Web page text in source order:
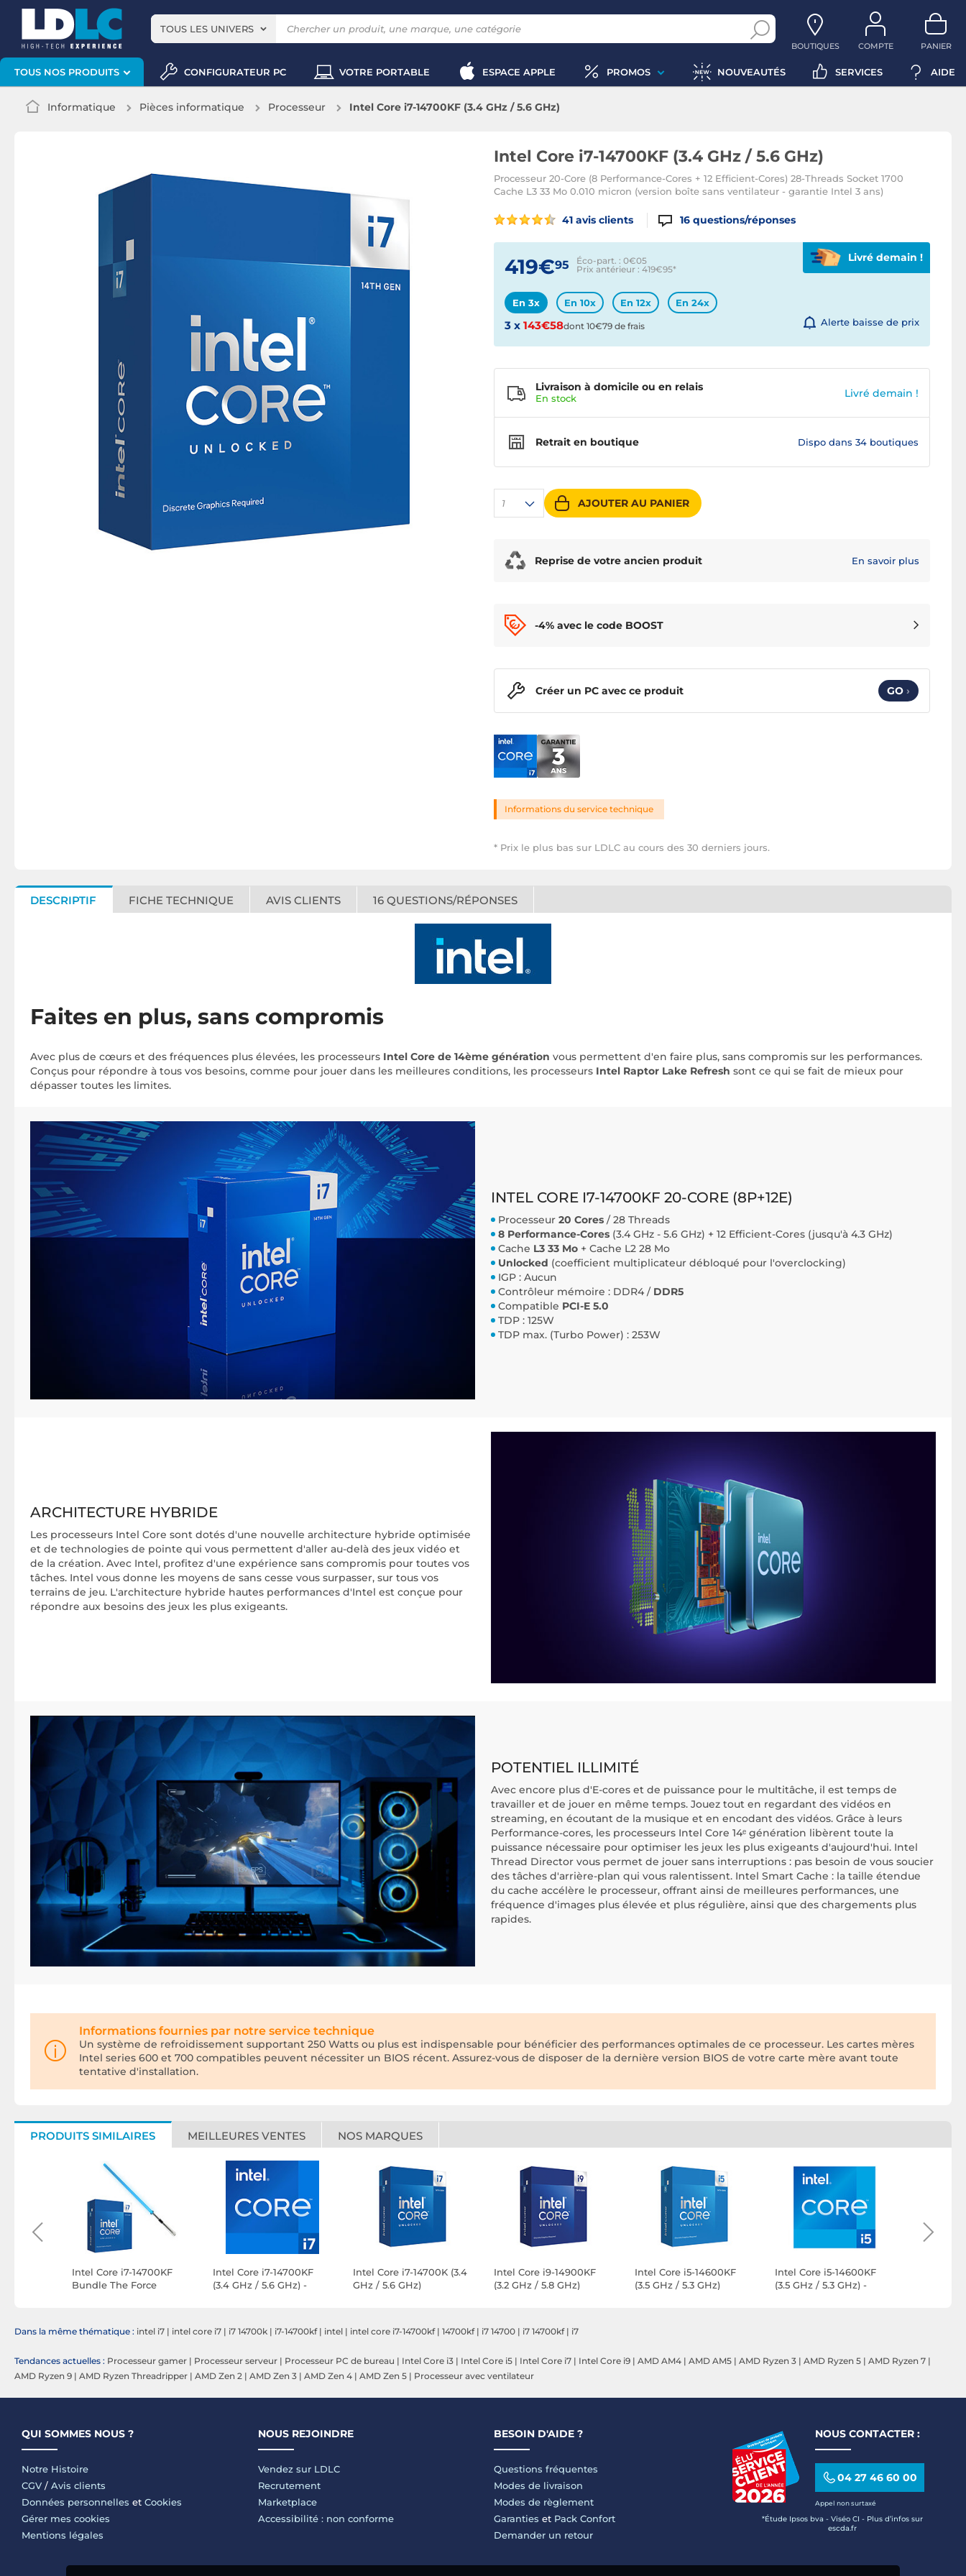
TOUS LES UNIVERS
BOUTIQUES COMPTE PANIER
TOUS NOS PRODUITS CONFIGURATEUR PC VOTRE PORTABLE ESPACE APPLE PROMOS NOUVEAUTÉS SERVICES AIDE
Informatique Pièces informatique Processeur Intel Core i7-14700KF (3.4 GHz / 5.6 GHz)
Intel Core i7-14700KF (3.4 GHz / 5.6 GHz)
Processeur 20-Core (8 Performance-Cores + 12 Efficient-Cores) 28-Threads Socket 1700
Cache L3 33 Mo 0.010 micron (version boîte sans ventilateur - garantie Intel 3 ans)
41 avis clients 16 questions/réponses
419€95 Éco-part. : 0€05
Prix antérieur : 419€95*
Livré demain !
En 3x En 10x En 12x En 24x
3 x 143€58dont 10€79 de frais Alerte baisse de prix
1 AJOUTER AU PANIER
Livraison à domicile ou en relais
En stock Livré demain !
Retrait en boutique Dispo dans 34 boutiques
* Prix le plus bas sur LDLC au cours des 30 derniers jours.
Reprise de votre ancien produit En savoir plus
Créer un PC avec ce produit GO ›
-4% avec le code BOOST
Informations du service technique
DESCRIPTIF FICHE TECHNIQUE AVIS CLIENTS 16 QUESTIONS/RÉPONSES
Faites en plus, sans compromis
Avec plus de cœurs et des fréquences plus élevées, les processeurs Intel Core de 14ème génération vous permettent d'en faire plus, sans compromis sur les performances.
Conçus pour répondre à tous vos besoins, comme pour jouer dans les meilleures conditions, les processeurs Intel Raptor Lake Refresh sont ce qui se fait de mieux pour
dépasser toutes les limites.
INTEL CORE I7-14700KF 20-CORE (8P+12E)
Processeur 20 Cores / 28 Threads
8 Performance-Cores (3.4 GHz - 5.6 GHz) + 12 Efficient-Cores (jusqu'à 4.3 GHz)
Cache L3 33 Mo + Cache L2 28 Mo
Unlocked (coefficient multiplicateur débloqué pour l'overclocking)
IGP : Aucun
Contrôleur mémoire : DDR4 / DDR5
Compatible PCI-E 5.0
TDP : 125W
TDP max. (Turbo Power) : 253W
ARCHITECTURE HYBRIDE
Les processeurs Intel Core sont dotés d'une nouvelle architecture hybride optimisée
et de technologies de pointe qui vous permettent d'aller au-delà des jeux vidéo et
de la création. Avec Intel, profitez d'une expérience sans compromis pour toutes vos
tâches. Intel vous donne les moyens de sans cesse vous surpasser, sur tous vos
terrains de jeu. L'architecture hybride hautes performances d'Intel est conçue pour
répondre aux besoins des jeux les plus exigeants.
POTENTIEL ILLIMITÉ
Avec encore plus d'E-cores et de puissance pour le multitâche, il est temps de
travailler et de jouer en même temps. Jouez tout en regardant des vidéos en
streaming, en écoutant de la musique et en encodant des vidéos. Grâce à leurs
Performance-cores, les processeurs Intel Core 14ᵉ génération libèrent toute la
puissance nécessaire pour optimiser les jeux les plus exigeants d'aujourd'hui. Intel
Thread Director vous permet de jouer sans interruptions : pas besoin de vous soucier
des tâches d'arrière-plan qui vous ralentissent. Intel Smart Cache : la taille étendue
du cache accélère le processeur, offrant ainsi de meilleures performances, une
fréquence d'images plus élevée et plus régulière, ainsi que des chargements plus
rapides.
Informations fournies par notre service technique
Un système de refroidissement supportant 250 Watts ou plus est indispensable pour bénéficier des performances optimales de ce processeur. Les cartes mères
Intel series 600 et 700 compatibles peuvent nécessiter un BIOS récent. Assurez-vous de disposer de la dernière version BIOS de votre carte mère avant toute
tentative d'installation.
PRODUITS SIMILAIRES MEILLEURES VENTES NOS MARQUES
Intel Core i7-14700KF
Bundle The Force
Intel Core i7-14700KF
(3.4 GHz / 5.6 GHz) -
Intel Core i7-14700K (3.4
GHz / 5.6 GHz)
Intel Core i9-14900KF
(3.2 GHz / 5.8 GHz)
Intel Core i5-14600KF
(3.5 GHz / 5.3 GHz)
Intel Core i5-14600KF
(3.5 GHz / 5.3 GHz) -
Dans la même thématique : intel i7 | intel core i7 | i7 14700k | i7-14700kf| intel | intel core i7-14700kf| 14700kf| i7 14700 | i7 14700kf| i7
Tendances actuelles : Processeur gamer | Processeur serveur | Processeur PC de bureau | Intel Core i3 | Intel Core i5 | Intel Core i7 | Intel Core i9 | AMD AM4 | AMD AM5 | AMD Ryzen 3 | AMD Ryzen 5 | AMD Ryzen 7 |
AMD Ryzen 9 | AMD Ryzen Threadripper | AMD Zen 2 | AMD Zen 3 | AMD Zen 4 | AMD Zen 5 | Processeur avec ventilateur
QUI SOMMES NOUS ?
Notre Histoire
CGV / Avis clients
Données personnelles et Cookies
Gérer mes cookies
Mentions légales
NOUS REJOINDRE
Vendez sur LDLC
Recrutement
Marketplace
Accessibilité : non conforme
BESOIN D'AIDE ?
Questions fréquentes
Modes de livraison
Modes de règlement
Garanties et Pack Confort
Demander un retour
NOUS CONTACTER :
04 27 46 60 00
Appel non surtaxé
*Étude Ipsos bva - Viséo CI - Plus d’infos sur
escda.fr